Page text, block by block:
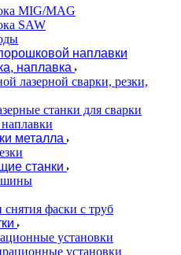
MIG/MAG
SAW
наплавки
наплавка
лазерной сварки, резки,
станки для сварки
металла
станки
фаски с труб
установки
установки